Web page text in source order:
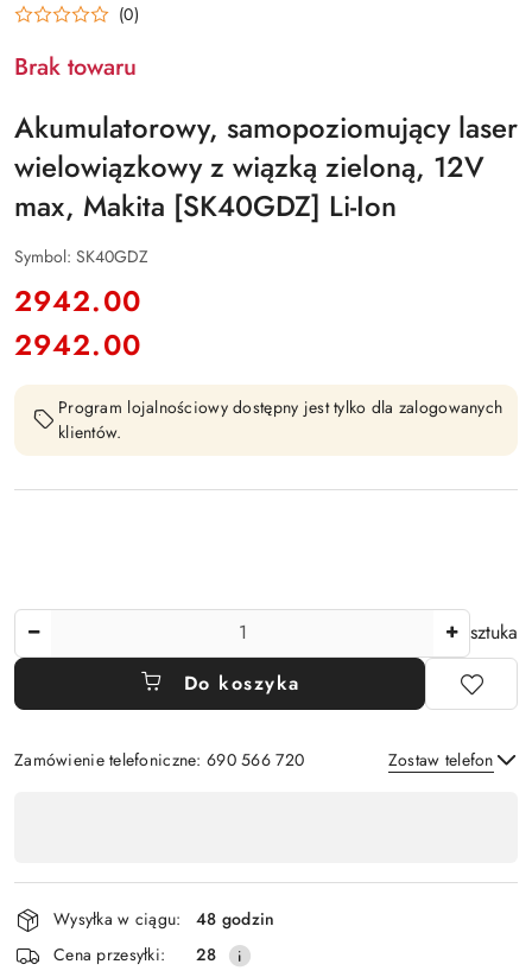
(0)
Brak towaru
Akumulatorowy, samopoziomujący laser
wielowiązkowy z wiązką zieloną, 12V
max, Makita [SK40GDZ] Li-Ion
Symbol: SK40GDZ
cena:
2942.00
Cena:
2942.00
Program lojalnościowy dostępny jest tylko dla zalogowanych
klientów.
sztuka
Do koszyka
Zamówienie telefoniczne: 690 566 720 Zostaw telefon
płatność
i
dostawa
Wysyłka w ciągu:
48 godzin
Cena przesyłki:
28